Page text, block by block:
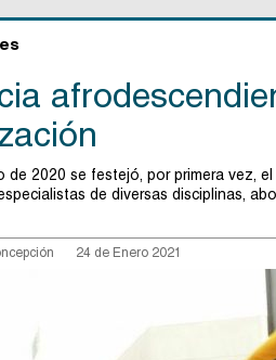
de 2020 se festejó, por primera vez,
de diversas disciplinas,
24 de Enero 2021